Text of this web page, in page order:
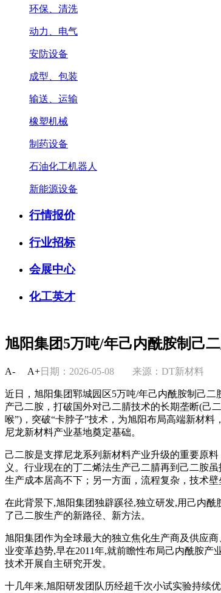
环保、清洗
动力、电气
安防设备
成型、包装
输送、运输
橡塑机械
制药设备
石油化工机器人
新能源设备
行情报价
行业招标
会展中心
化工英才
旭阳集团5万吨/年己内酰胺制己
A- A+日期：2026-05-08 来源：DT新材料
近日，旭阳集团郓城园区5万吨/年己内酰胺制己
产己二胺，打破国外对己二腈技术的长期垄断(己
喉”)，突破“卡脖子”技术，为旭阳布局高端新材
尼龙新材料产业基地奠定基础。
己二胺是支撑尼龙系列新材料产业升级的重要原
义。行业现在的丁二烯法生产己二腈再到己二胺
生产成本居高不下；另一方面，流程复杂，技术
在此背景下,旭阳集团独辟蹊径,独立研发,用己内
了己二胺生产的新路径、新方法。
旭阳集团作为全球最大的独立焦化生产商及供应
业变革趋势,早在2011年,就前瞻性布局己内酰胺
技术开展自主研究开发。
十几年来,旭阳研发团队历经超千次小试实验持续